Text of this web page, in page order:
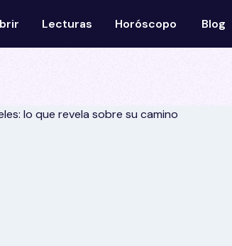
Lecturas Horóscopo Blog